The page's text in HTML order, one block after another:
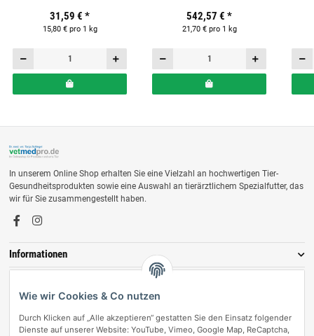
Pferde
31,59 € *
15,80 € pro 1 kg
542,57 € *
21,70 € pro 1 kg
In unserem Online Shop erhalten Sie eine Vielzahl an hochwertigen Tier-
Gesundheitsprodukten sowie eine Auswahl an tierärztlichem Spezialfutter, das
wir für Sie zusammengestellt haben.
Informationen
Wie wir Cookies & Co nutzen
Durch Klicken auf „Alle akzeptieren“ gestatten Sie den Einsatz folgender
Dienste auf unserer Website: YouTube, Vimeo, Google Map, ReCaptcha,